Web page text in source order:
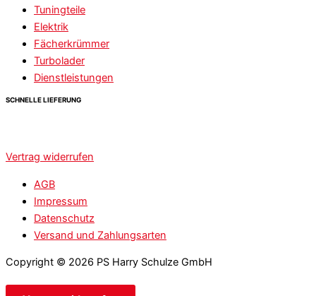
Tuningteile
Elektrik
Fächerkrümmer
Turbolader
Dienstleistungen
SCHNELLE LIEFERUNG
Vertrag widerrufen
AGB
Impressum
Datenschutz
Versand und Zahlungsarten
Copyright © 2026 PS Harry Schulze GmbH